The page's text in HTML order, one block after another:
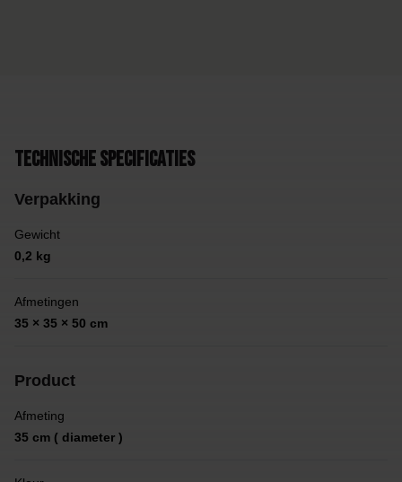
Technische specificaties
Verpakking
Gewicht
0,2 kg
Afmetingen
35 × 35 × 50 cm
Product
Afmeting
35 cm ( diameter )